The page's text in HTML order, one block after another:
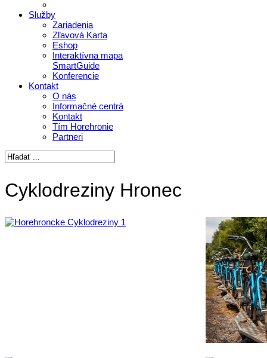
Služby
Zariadenia
Zľavová Karta
Eshop
Interaktívna mapa
SmartGuide
Konferencie
Kontakt
O nás
Informačné centrá
Kontakt
Tím Horehronie
Partneri
Cyklodreziny Hronec